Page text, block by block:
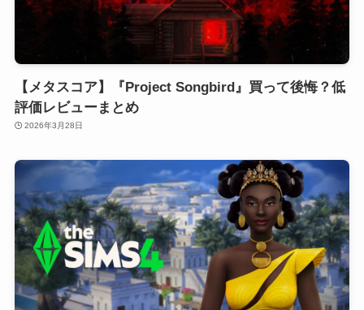
【メタスコア】『Project Songbird』買って後悔？低
評価レビューまとめ
2026年3月28日